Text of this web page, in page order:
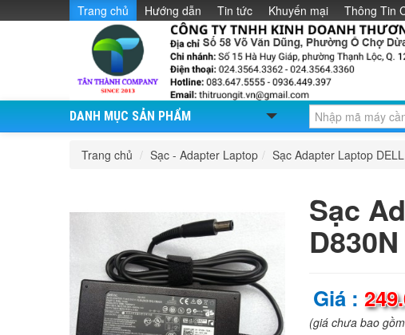
Trang chủ Hướng dẫn Tin tức Khuyến mại Thông Tin
DANH MỤC SẢN PHẨM
Trang chủ / Sạc - Adapter Laptop / Sạc Adapter Laptop DELL
Sạc
D830N
Giá :
(giá chưa bao